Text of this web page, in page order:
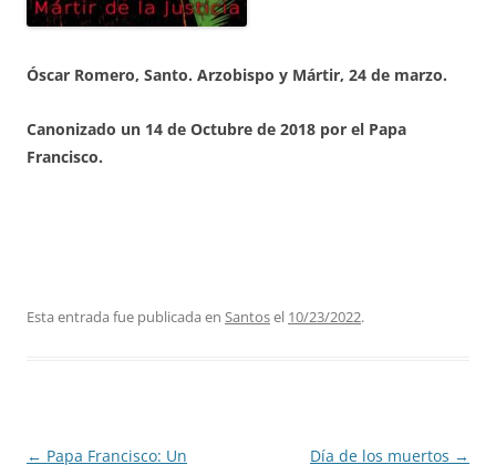
Óscar Romero, Santo. Arzobispo y Mártir, 24 de marzo.
Canonizado un 14 de Octubre de 2018 por el Papa
Francisco.
Esta entrada fue publicada en Santosel 10/23/2022.
Navegación
← Papa Francisco: Un
Día de los muertos →